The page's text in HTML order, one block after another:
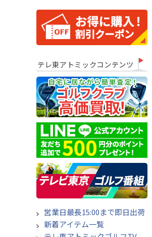
テレ東アトミックコンテンツ
営業日最長15:00まで即日出荷
新着アイテム一覧